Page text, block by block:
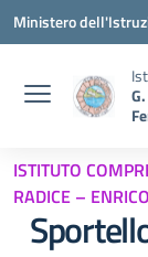
Vai ai contenuti
Vai al menu di
Vai al footer
Ministero
ISTITUTO
RADICE –